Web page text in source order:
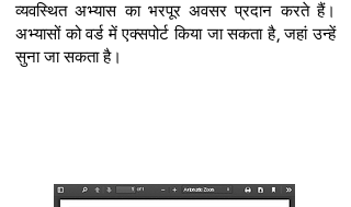
व्यवस्थित अभ्यास का भरपूर अवसर प्रदान करते हैं।
अभ्यासों को वर्ड में एक्सपोर्ट किया जा सकता है, जहां उन्हें
सुना जा सकता है।